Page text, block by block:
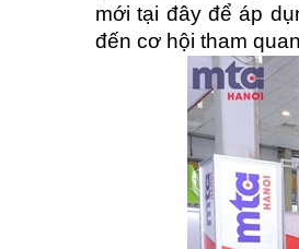
mới tại đây để áp
đến cơ hội tham